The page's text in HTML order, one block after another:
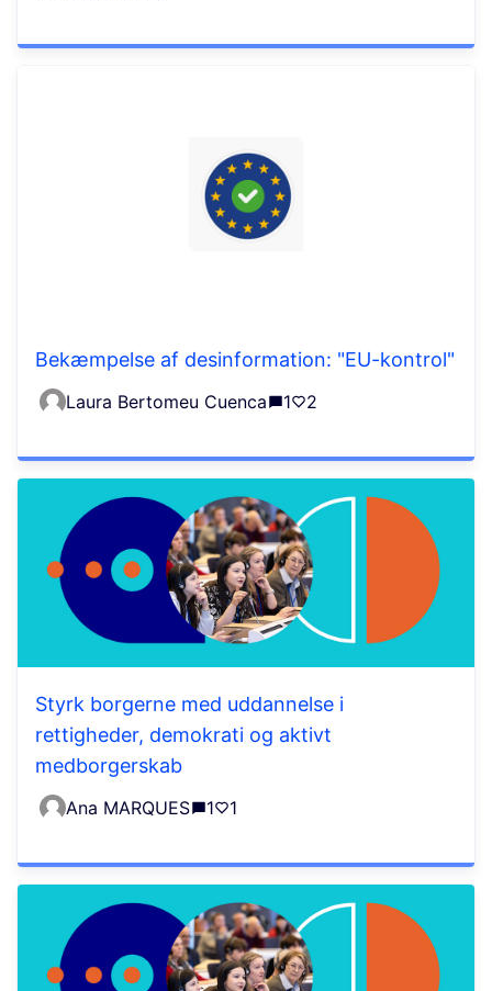
Bekæmpelse af desinformation: "EU-kontrol"
Laura Bertomeu Cuenca 1 2
Styrk borgerne med uddannelse i
rettigheder, demokrati og aktivt
medborgerskab
Ana MARQUES 1 1